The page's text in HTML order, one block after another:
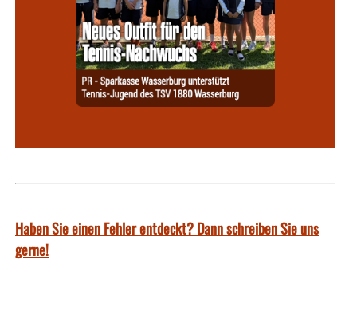
Haben Sie einen Fehler entdeckt? Dann schreiben Sie uns
gerne!